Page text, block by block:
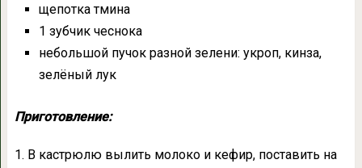
щепотка тмина
1 зубчик чеснока
небольшой пучок разной зелени: укроп, кинза,
зелёный лук
Приготовление:
1. В кастрюлю вылить молоко и кефир, поставить на